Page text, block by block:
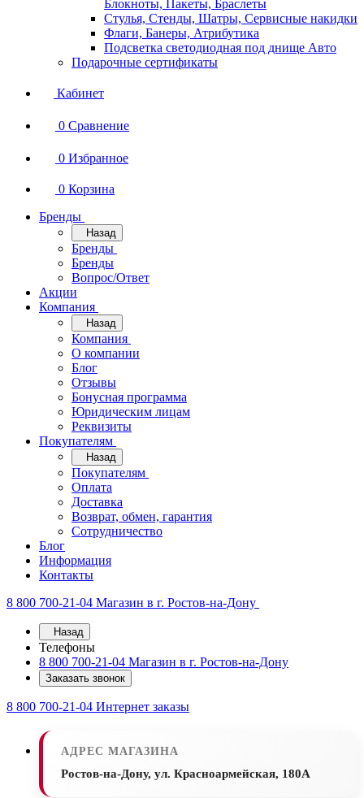
Блокноты, Пакеты, Браслеты
Стулья, Стенды, Шатры, Сервисные накидки
Флаги, Банеры, Атрибутика
Подсветка светодиодная под днище Авто
Подарочные сертификаты
Кабинет
0 Сравнение
0 Избранное
0 Корзина
Бренды
Назад
Бренды
Бренды
Вопрос/Ответ
Акции
Компания
Назад
Компания
О компании
Блог
Отзывы
Бонусная программа
Юридическим лицам
Реквизиты
Покупателям
Назад
Покупателям
Оплата
Доставка
Возврат, обмен, гарантия
Сотрудничество
Блог
Информация
Контакты
8 800 700-21-04 Магазин в г. Ростов-на-Дону
Назад
Телефоны
8 800 700-21-04 Магазин в г. Ростов-на-Дону
Заказать звонок
8 800 700-21-04 Интернет заказы
АДРЕС МАГАЗИНА
Ростов-на-Дону, ул. Красноармейская, 180А